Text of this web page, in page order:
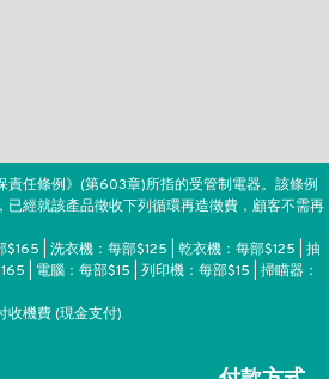
責任條例》(第603章)所指的受管制電器。該條例
已經就該產品徵收下列循環再造徵費，顧客不需再
| 洗衣機：每部$125 | 乾衣機：每部$125 | 抽
| 電腦：每部$15 | 列印機：每部$15 | 掃瞄器：
收機費 (現金支付)